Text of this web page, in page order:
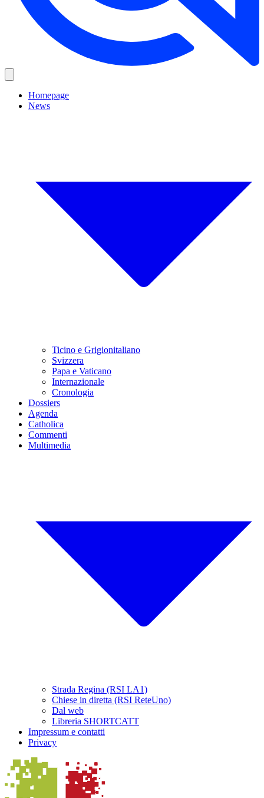
Homepage
News
Ticino e Grigionitaliano
Svizzera
Papa e Vaticano
Internazionale
Cronologia
Dossiers
Agenda
Catholica
Commenti
Multimedia
Strada Regina (RSI LA1)
Chiese in diretta (RSI ReteUno)
Dal web
Libreria SHORTCATT
Impressum e contatti
Privacy